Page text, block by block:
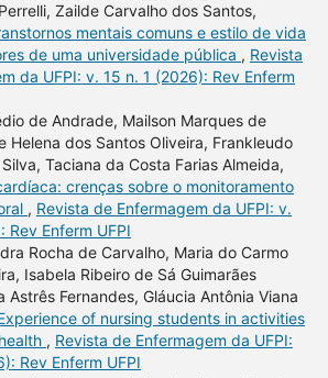
Zailde Carvalho dos Santos,
mentais comuns e estilo de vida
de uma universidade pública , Revista
da UFPI: v. 15 n. 1 (2026): Rev Enferm
de Andrade, Mailson Marques de
Helena dos Santos Oliveira, Frankleudo
Taciana da Costa Farias Almeida,
crenças sobre o monitoramento
, Revista de Enfermagem da UFPI: v.
Rev Enferm UFPI
Rocha de Carvalho, Maria do Carmo
Isabela Ribeiro de Sá Guimarães
Astrês Fernandes, Gláucia Antônia Viana
of nursing students in activities
, Revista de Enfermagem da UFPI:
Rev Enferm UFPI